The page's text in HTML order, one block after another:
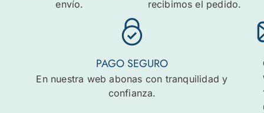
envío.
recibimos el pedido.
PAGO SEGURO
En nuestra web abonas con tranquilidad y
confianza.